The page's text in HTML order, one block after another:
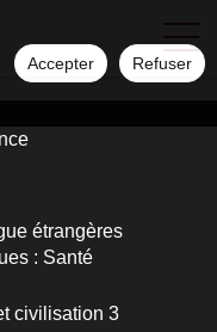
Accepter Refuser
étrangères
: Santé
civilisation 3